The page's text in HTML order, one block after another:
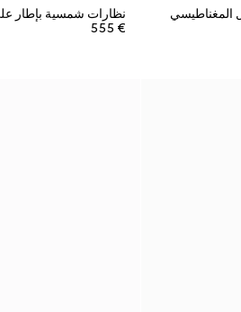
نظارات شمسية بإطار
€ 555